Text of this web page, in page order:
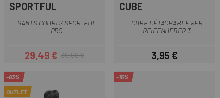
SPORTFUL
GANTS COURTS SPORTFUL
PRO
Prix
29,49 €Prix habituel
39,90 €
CUBE
CUBE DÉTACHABLE RFR
REIFENHEBER 3
Prix
3,95 €
-83%
OUTLET
-15%